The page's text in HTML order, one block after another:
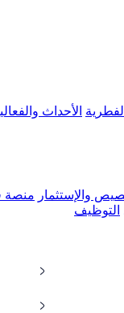
الأحداث
والإستثمار منصة
التوظيف